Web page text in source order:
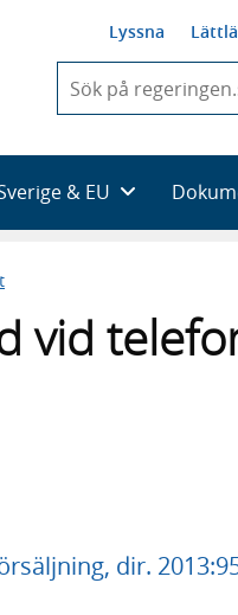
Lyssna
du
skriva
framträder
en
& EU
vid
dir.